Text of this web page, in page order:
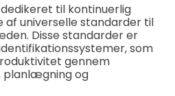
til kontinuerlig
af universelle standarder til
Disse standarder er
som
gennem
planlægning og